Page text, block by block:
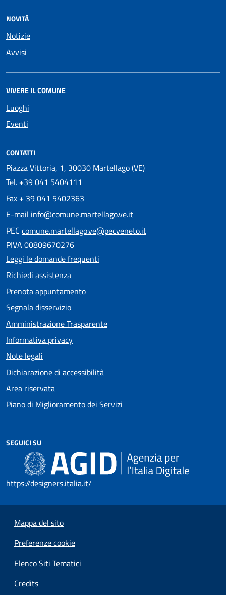
NOVITÀ
Notizie
Avvisi
VIVERE IL COMUNE
Luoghi
Eventi
CONTATTI
Piazza Vittoria, 1, 30030 Martellago (VE)
Tel. +39 041 5404111
Fax + 39 041 5402363
E-mail info@comune.martellago.ve.it
PEC comune.martellago.ve@pecveneto.it
PIVA 00809670276
Leggi le domande frequenti
Richiedi assistenza
Prenota appuntamento
Segnala disservizio
Amministrazione Trasparente
Informativa privacy
Note legali
Dichiarazione di accessibilità
Area riservata
Piano di Miglioramento dei Servizi
SEGUICI SU
https://designers.italia.it/
Mappa del sito
Preferenze cookie
Elenco Siti Tematici
Credits